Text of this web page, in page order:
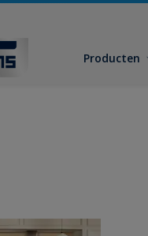
Producten